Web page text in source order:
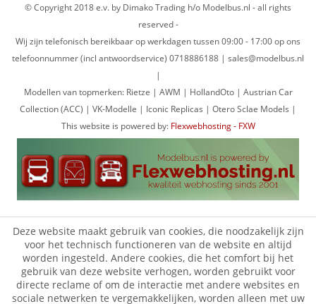
© Copyright 2018 e.v. by Dimako Trading h/o Modelbus.nl - all rights
reserved -
Wij zijn telefonisch bereikbaar op werkdagen tussen 09:00 - 17:00 op ons
telefoonnummer (incl antwoordservice) 0718886188 | sales@modelbus.nl
|
Modellen van topmerken: Rietze | AWM | HollandOto | Austrian Car
Collection (ACC) | VK-Modelle | Iconic Replicas | Otero Sclae Models |
This website is powered by: Flexwebhosting - FXW
Deze website maakt gebruik van cookies, die noodzakelijk zijn
voor het technisch functioneren van de website en altijd
worden ingesteld. Andere cookies, die het comfort bij het
gebruik van deze website verhogen, worden gebruikt voor
directe reclame of om de interactie met andere websites en
sociale netwerken te vergemakkelijken, worden alleen met uw